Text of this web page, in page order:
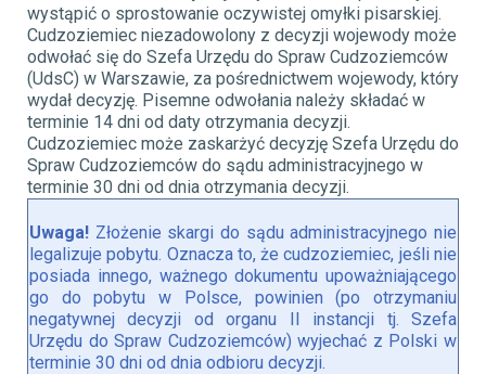
wystąpić o sprostowanie oczywistej omyłki pisarskiej.
Cudzoziemiec niezadowolony z decyzji wojewody może
odwołać się do Szefa Urzędu do Spraw Cudzoziemców
(UdsC) w Warszawie, za pośrednictwem wojewody, który
wydał decyzję. Pisemne odwołania należy składać w
terminie 14 dni od daty otrzymania decyzji.
Cudzoziemiec może zaskarżyć decyzję Szefa Urzędu do
Spraw Cudzoziemców do sądu administracyjnego w
terminie 30 dni od dnia otrzymania decyzji.
Uwaga! Złożenie skargi do sądu administracyjnego nie
legalizuje pobytu. Oznacza to, że cudzoziemiec, jeśli nie
posiada innego, ważnego dokumentu upoważniającego
go do pobytu w Polsce, powinien (po otrzymaniu
negatywnej decyzji od organu II instancji tj. Szefa
Urzędu do Spraw Cudzoziemców) wyjechać z Polski w
terminie 30 dni od dnia odbioru decyzji.